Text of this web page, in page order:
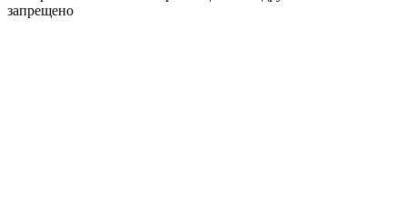
запрещено